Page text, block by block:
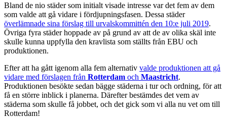
Bland de nio städer som initialt visade intresse var det fem av dem
som valde att gå vidare i fördjupningsfasen. Dessa städer
överlämnade sina förslag till urvalskommittén den 10:e juli 2019.
Övriga fyra städer hoppade av på grund av att de av olika skäl inte
skulle kunna uppfylla den kravlista som ställts från EBU och
produktionen.
Efter att ha gått igenom alla fem alternativ valde produktionen att gå
vidare med förslagen från Rotterdam och Maastricht.
Produktionen besökte sedan bägge städerna i tur och ordning, för att
få en större inblick i planerna. Därefter bestämdes det vem av
städerna som skulle få jobbet, och det gick som vi alla nu vet om till
Rotterdam!